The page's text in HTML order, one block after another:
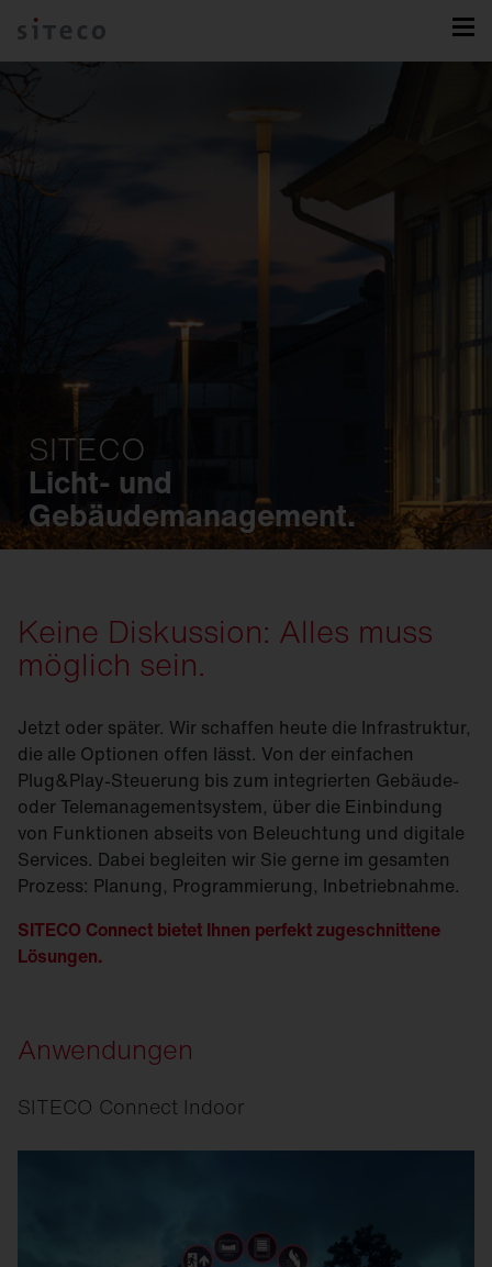
SITECO
Licht- und
Gebäudemanagement.
Keine Diskussion: Alles muss
möglich sein.
Jetzt oder später. Wir schaffen heute die Infrastruktur,
die alle Optionen offen lässt. Von der einfachen
Plug&Play-Steuerung bis zum integrierten Gebäude-
oder Telemanagementsystem, über die Einbindung
von Funktionen abseits von Beleuchtung und digitale
Services. Dabei begleiten wir Sie gerne im gesamten
Prozess: Planung, Programmierung, Inbetriebnahme.
SITECO Connect bietet Ihnen perfekt zugeschnittene
Lösungen.
Anwendungen
SITECO Connect Indoor